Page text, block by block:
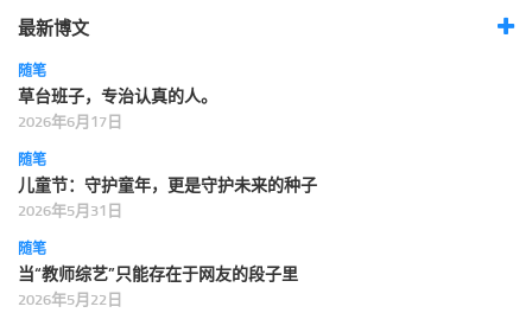
最新博文
随笔
草台班子，专治认真的人。
2026年6月17日
随笔
儿童节：守护童年，更是守护未来的种子
2026年5月31日
随笔
当“教师综艺”只能存在于网友的段子里
2026年5月22日